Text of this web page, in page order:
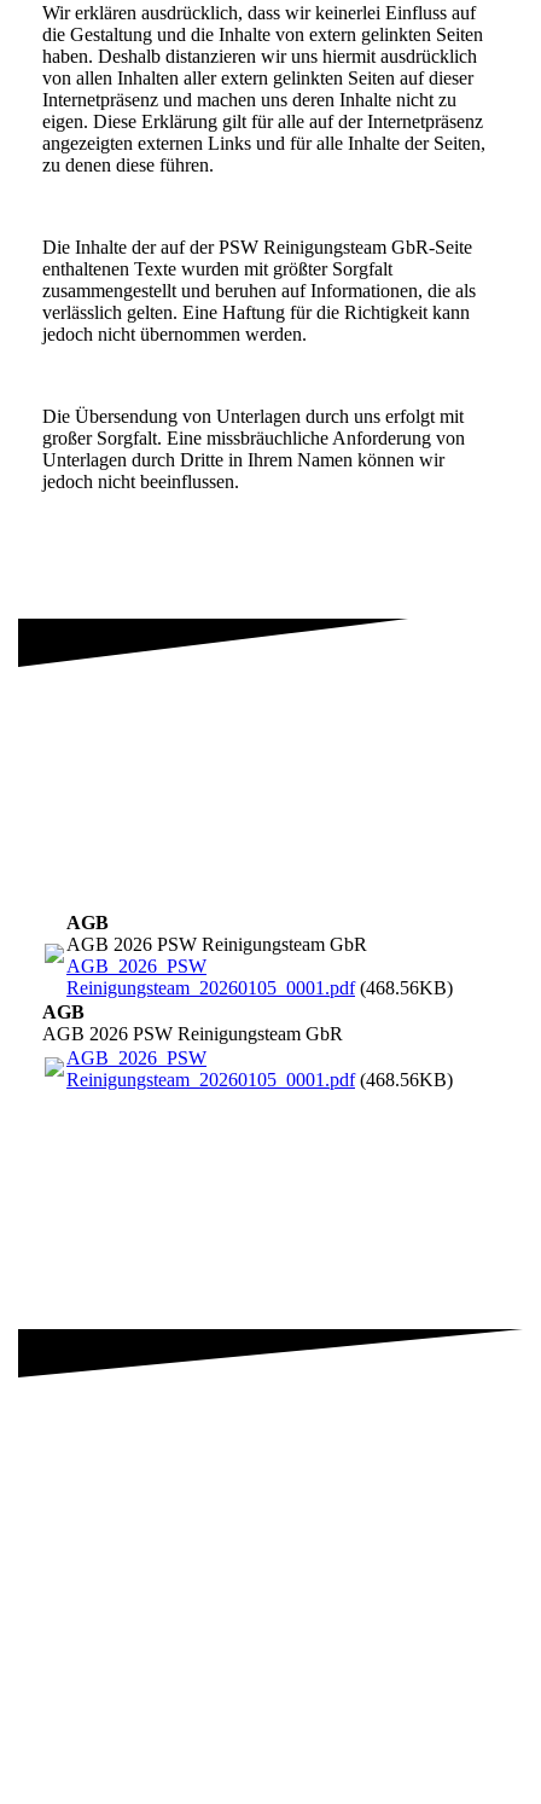
Wir erklären ausdrücklich, dass wir keinerlei Einfluss auf
die Gestaltung und die Inhalte von extern gelinkten Seiten
haben. Deshalb distanzieren wir uns hiermit ausdrücklich
von allen Inhalten aller extern gelinkten Seiten auf dieser
Internetpräsenz und machen uns deren Inhalte nicht zu
eigen. Diese Erklärung gilt für alle auf der Internetpräsenz
angezeigten externen Links und für alle Inhalte der Seiten,
zu denen diese führen.
Die Inhalte der auf der PSW Reinigungsteam GbR-Seite
enthaltenen Texte wurden mit größter Sorgfalt
zusammengestellt und beruhen auf Informationen, die als
verlässlich gelten. Eine Haftung für die Richtigkeit kann
jedoch nicht übernommen werden.
Die Übersendung von Unterlagen durch uns erfolgt mit
großer Sorgfalt. Eine missbräuchliche Anforderung von
Unterlagen durch Dritte in Ihrem Namen können wir
jedoch nicht beeinflussen.
AGB
AGB 2026 PSW Reinigungsteam GbR
AGB_2026_PSW
Reinigungsteam_20260105_0001.pdf(468.56KB)
AGB
AGB 2026 PSW Reinigungsteam GbR
AGB_2026_PSW
Reinigungsteam_20260105_0001.pdf(468.56KB)